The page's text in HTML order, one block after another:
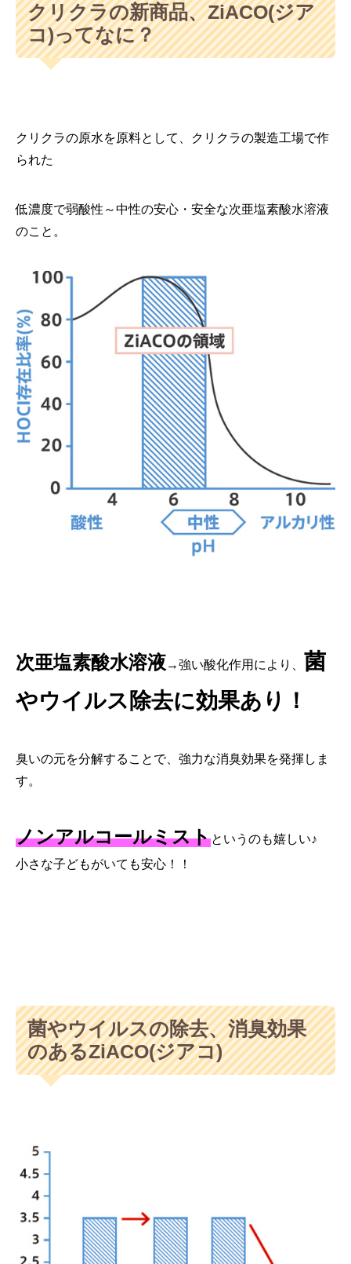
クリクラの新商品、ZiACO(ジア
コ)ってなに？
クリクラの原水を原料として、クリクラの製造工場で作
られた
低濃度で弱酸性～中性の安心・安全な次亜塩素酸水溶液
のこと。
次亜塩素酸水溶液→強い酸化作用により、 菌
やウイルス除去に効果あり！
臭いの元を分解することで、強力な消臭効果を発揮しま
す。
ノンアルコールミストというのも嬉しい♪
小さな子どもがいても安心！！
菌やウイルスの除去、消臭効果
のあるZiACO(ジアコ)